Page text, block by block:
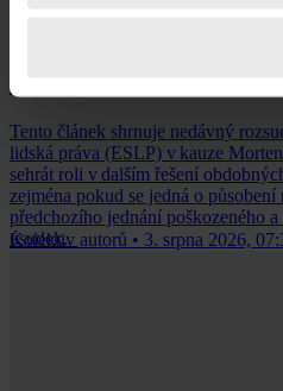
Kdy je možné
urážlivých
Tento článek shrnuje nedávný
lidská práva (ESLP) v kauze
sehrát roli v dalším řešení
zejména pokud se jedná o
předchozího jednání poškozeného
úsudek.
Kolektiv autorů • 3. srpna 2026,